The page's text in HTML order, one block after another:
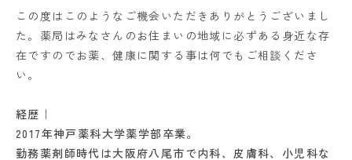
この度はこのようなご機会いただきありがとうございまし
た。 薬局はみなさんのお住まいの地域に必ずある身近な存
在ですのでお薬、健康に関する事は何でもご相談くださ
い。
経歴｜
2017年神戸薬科大学薬学部卒業。
勤務薬剤師時代は大阪府八尾市で内科、皮膚科、小児科な